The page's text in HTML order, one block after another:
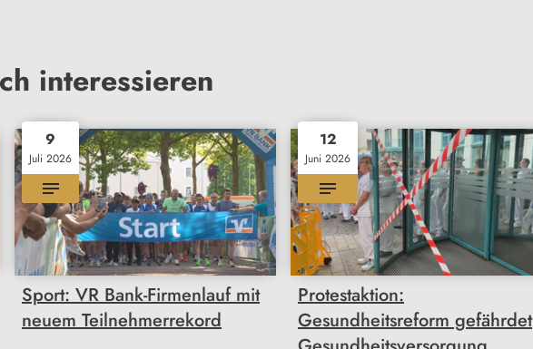
interessieren
9
Juli 2026
Sport: VR Bank-Firmenlauf mit
neuem Teilnehmerrekord
12
Juni 2026
Protestaktion:
Gesundheitsreform gefährdet